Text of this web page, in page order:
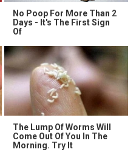
No Poop For More Than 2
Days - It's The First Sign
Of
The Lump Of Worms Will
Come Out Of You In The
Morning. Try It